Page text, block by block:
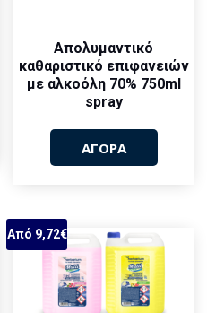
Απολυμαντικό
καθαριστικό επιφανειών
με αλκοόλη 70% 750ml
spray
ΑΓΟΡΑ
Από 9,72€